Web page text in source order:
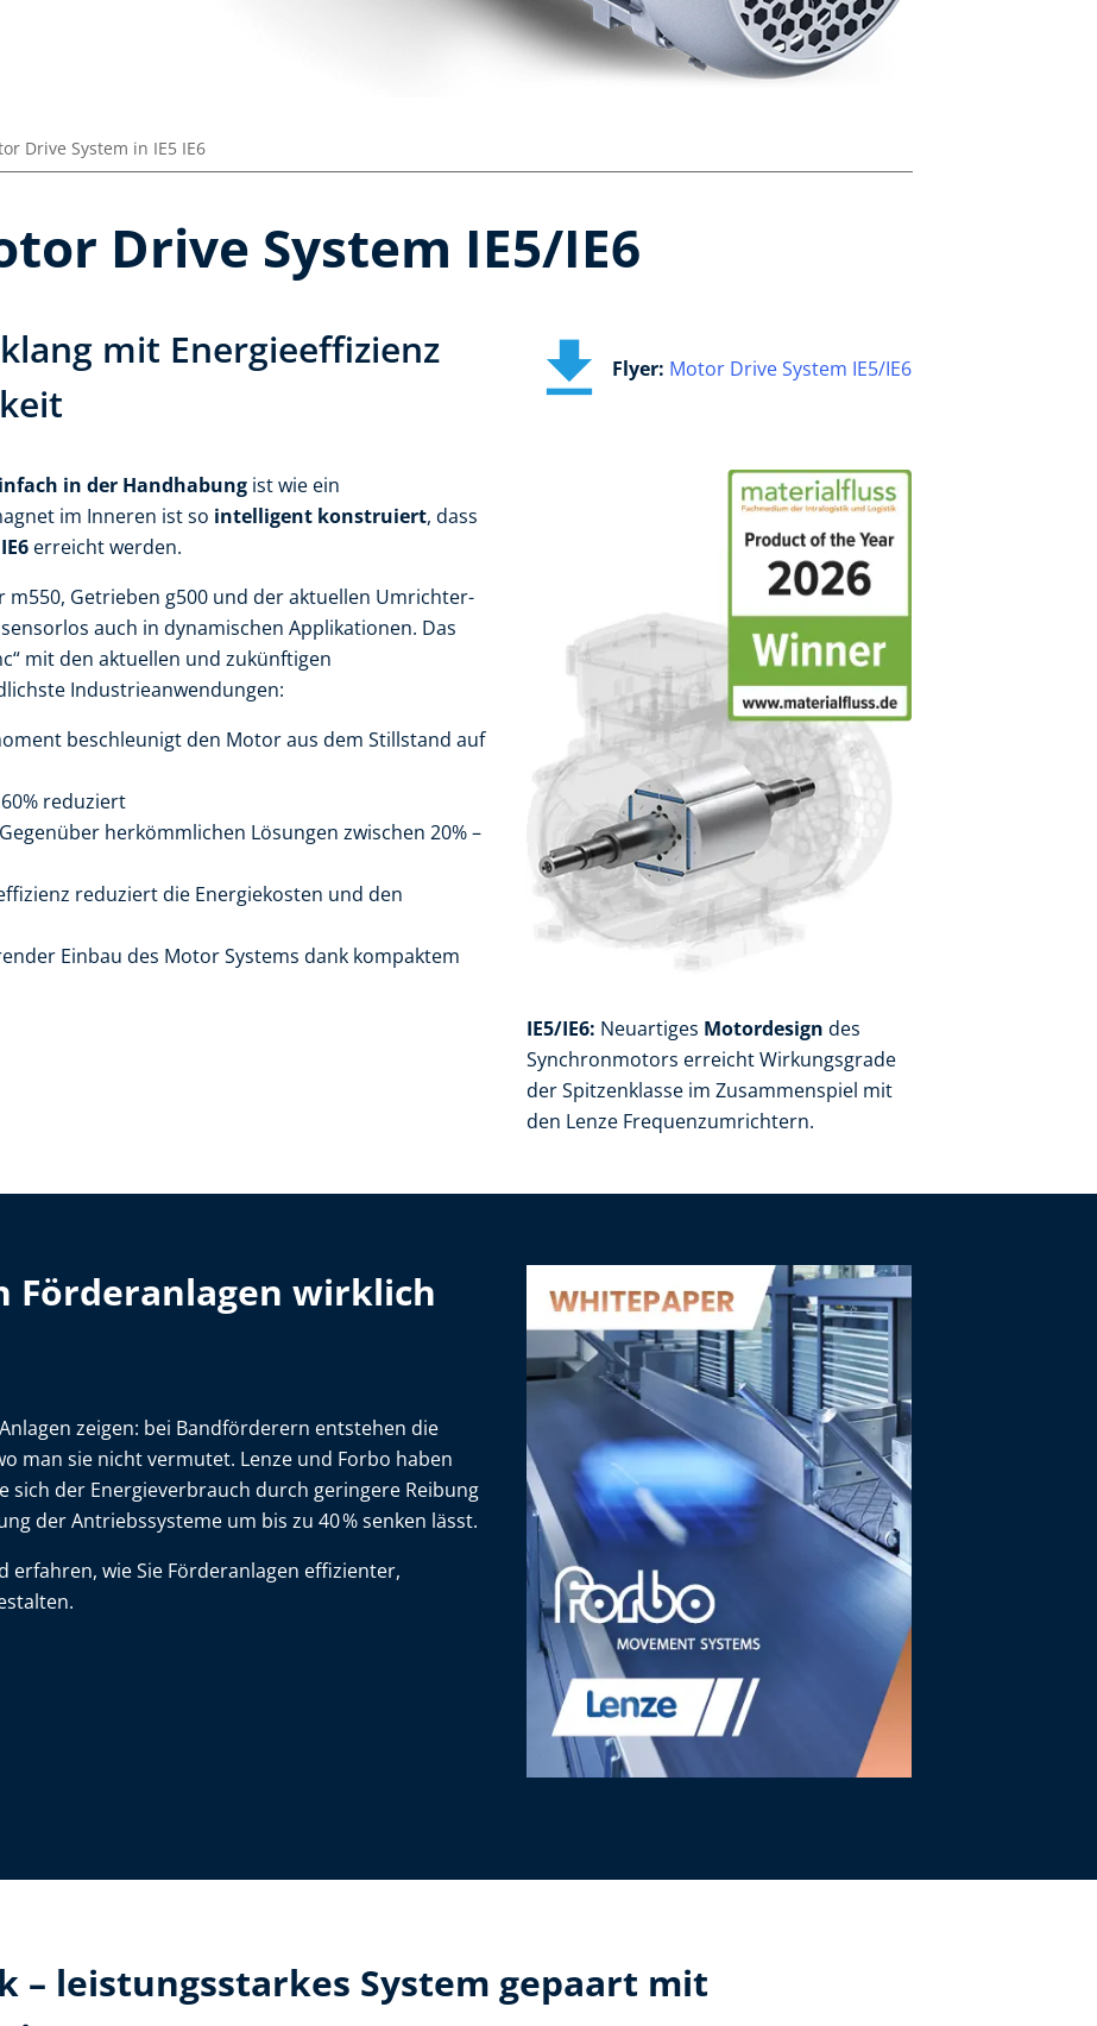
Drive System in IE5 IE6
Drive System IE5/IE6
mit Energieeffizienz
Flyer: Motor Drive System IE5/IE6
in der Handhabung ist wie ein ​
im Inneren ist so intelligent konstruiert,​ dass
erreicht werden.​
Getrieben g500 und der aktuellen Umrichter-
auch in dynamischen Applikationen. ​Das
mit den aktuellen und zukünftigen
Industrieanwendungen:​
beschleunigt den Motor aus dem Stillstand auf
reduziert
Gegenüber herkömmlichen Lösungen zwischen 20% –
reduziert die Energiekosten und den
Einbau des Motor Systems dank kompaktem
IE5/IE6: Neuartiges Motordesigndes
Synchronmotors erreicht Wirkungsgrade
der Spitzenklasse im Zusammenspiel mit
den Lenze Frequenzumrichtern.
Förderanlagen wirklich
zeigen: bei Bandförderern entstehen die
man sie nicht vermutet. Lenze und Forbo haben
sich der Energieverbrauch durch geringere Reibung
der Antriebssysteme um bis zu 40 % senken lässt.
wie Sie Förderanlagen effizienter,
– leistungsstarkes System gepaart mit